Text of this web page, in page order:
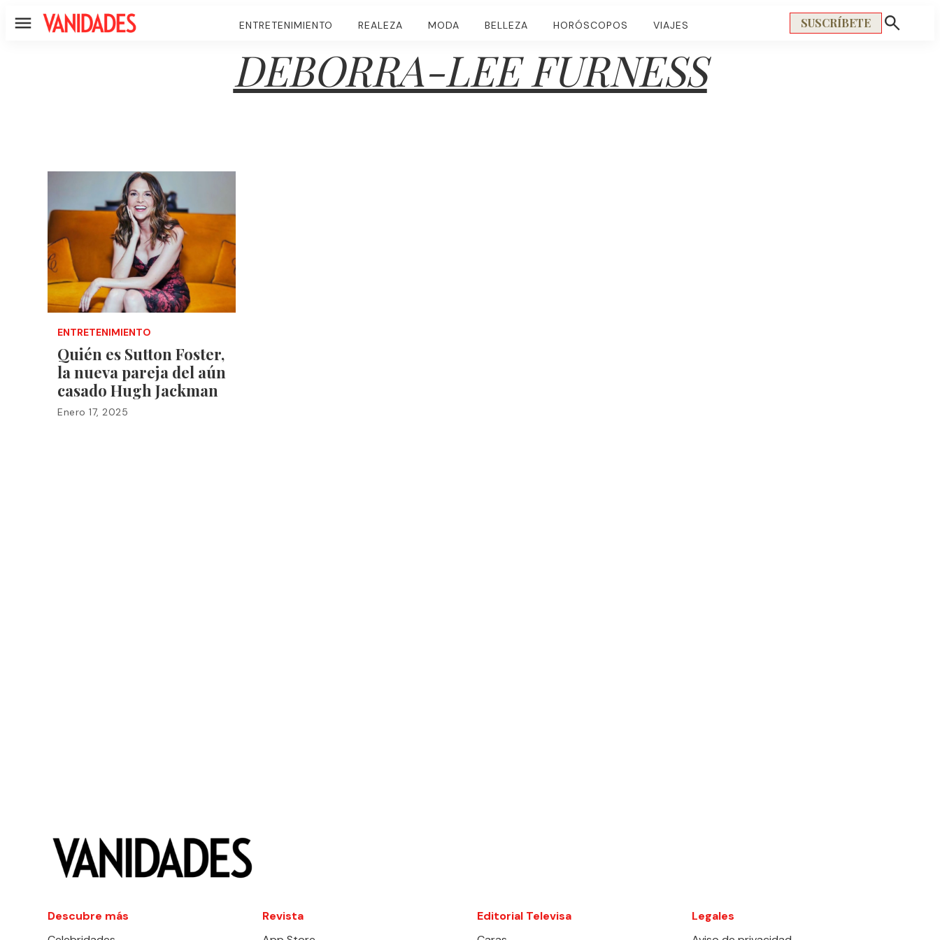
Menú ENTRETENIMIENTO REALEZA MODA BELLEZA HORÓSCOPOS VIAJES SUSCRÍBETE
Mostrar
DEBORRA-LEE FURNESS
ENTRETENIMIENTO
Quién es Sutton Foster,
la nueva pareja del aún
casado Hugh Jackman
Enero 17, 2025
Descubre más
Revista
Editorial Televisa
Legales